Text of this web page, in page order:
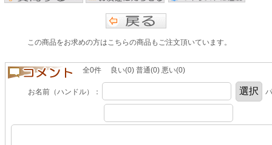
この商品をお求めの方はこちらの商品もご注文頂いています。
全0件 良い(0) 普通(0) 悪い(0)
お名前（ハンドル）：